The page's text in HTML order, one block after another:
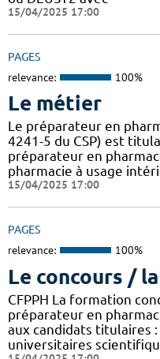
15/04/2025 17:00
PAGES
relevance: 100%
Le métier
Le préparateur en
4241-5 du CSP) est
préparateur en
pharmacie à usage
15/04/2025 17:00
PAGES
relevance: 100%
Le concours /
CFPPH La formation
préparateur en
aux candidats titulaires
universitaires